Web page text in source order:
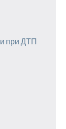
при ДТП